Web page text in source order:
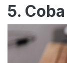
5.